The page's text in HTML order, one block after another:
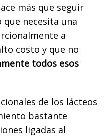
más que seguir
necesita una
a
costo y que no
todos esos
de los lácteos
bastante
ligadas al